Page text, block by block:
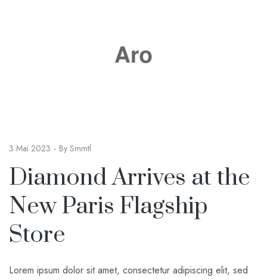
3 Mai 2023 By Smmtl
Diamond Arrives at the
New Paris Flagship
Store
Lorem ipsum dolor sit amet, consectetur adipiscing elit, sed